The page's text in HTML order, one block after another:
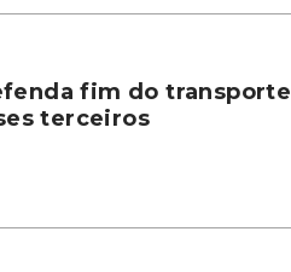
fim do transporte
terceiros